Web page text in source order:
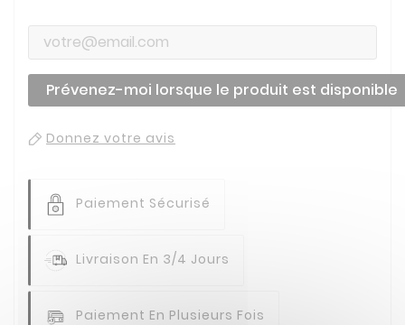
Prévenez-moi lorsque le produit est disponible
Donnez votre avis
Paiement Sécurisé
Livraison En 3/4 Jours
Paiement En Plusieurs Fois